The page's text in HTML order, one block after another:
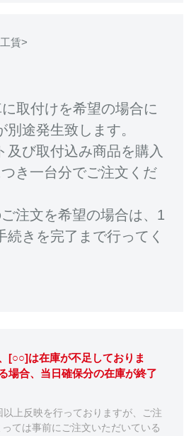
賃>
取付けを希望の場合に
途発生致します。
及び取付込み商品を購入
き一台分でご注文くだ
注文を希望の場合は、1
続きを完了まで行ってく
[○○]は在庫が不足しておりま
場合、当日確保分の在庫が終了
上反映を行っておりますが、ご注
ては事前にご注文いただいている